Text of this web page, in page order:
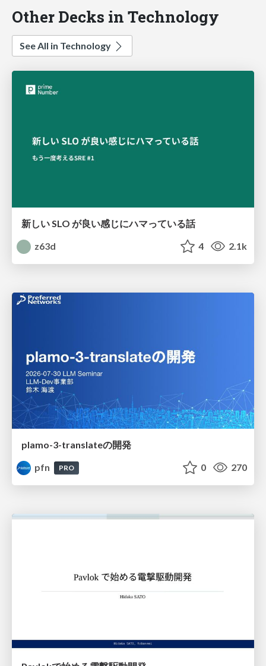
Other Decks in Technology
See All in Technology
新しい SLO が良い感じにハマっている話
z63d
4 2.1k
plamo-3-translateの開発
pfn
PRO 0 270